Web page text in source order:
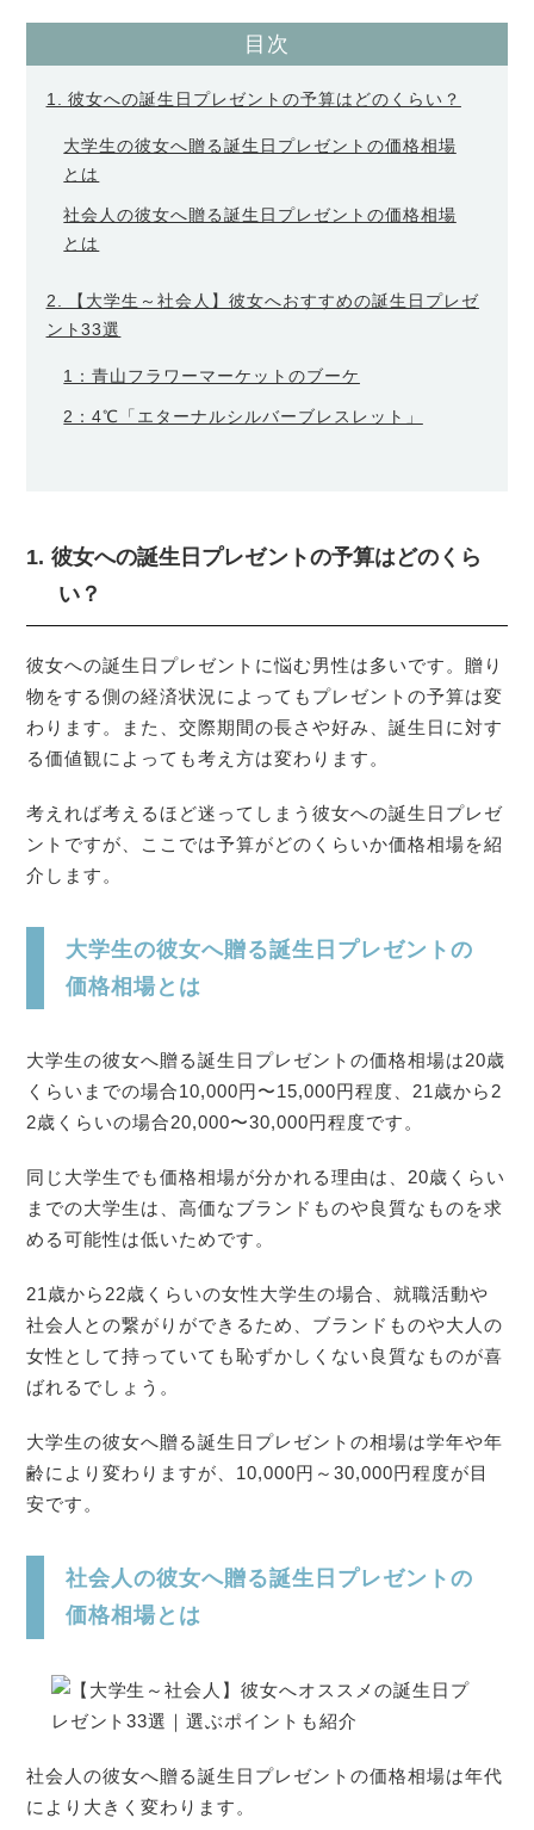
目次
1. 彼女への誕生日プレゼントの予算はどのくらい？
大学生の彼女へ贈る誕生日プレゼントの価格相場
とは
社会人の彼女へ贈る誕生日プレゼントの価格相場
とは
2. 【大学生～社会人】彼女へおすすめの誕生日プレゼ
ント33選
1：青山フラワーマーケットのブーケ
2：4℃「エターナルシルバーブレスレット」
1. 彼女への誕生日プレゼントの予算はどのくら
い？
彼女への誕生日プレゼントに悩む男性は多いです。贈り
物をする側の経済状況によってもプレゼントの予算は変
わります。また、交際期間の長さや好み、誕生日に対す
る価値観によっても考え方は変わります。
考えれば考えるほど迷ってしまう彼女への誕生日プレゼ
ントですが、ここでは予算がどのくらいか価格相場を紹
介します。
大学生の彼女へ贈る誕生日プレゼントの
価格相場とは
大学生の彼女へ贈る誕生日プレゼントの価格相場は20歳
くらいまでの場合10,000円〜15,000円程度、21歳から2
2歳くらいの場合20,000〜30,000円程度です。
同じ大学生でも価格相場が分かれる理由は、20歳くらい
までの大学生は、高価なブランドものや良質なものを求
める可能性は低いためです。
21歳から22歳くらいの女性大学生の場合、就職活動や
社会人との繋がりができるため、ブランドものや大人の
女性として持っていても恥ずかしくない良質なものが喜
ばれるでしょう。
大学生の彼女へ贈る誕生日プレゼントの相場は学年や年
齢により変わりますが、10,000円～30,000円程度が目
安です。
社会人の彼女へ贈る誕生日プレゼントの
価格相場とは
社会人の彼女へ贈る誕生日プレゼントの価格相場は年代
により大きく変わります。